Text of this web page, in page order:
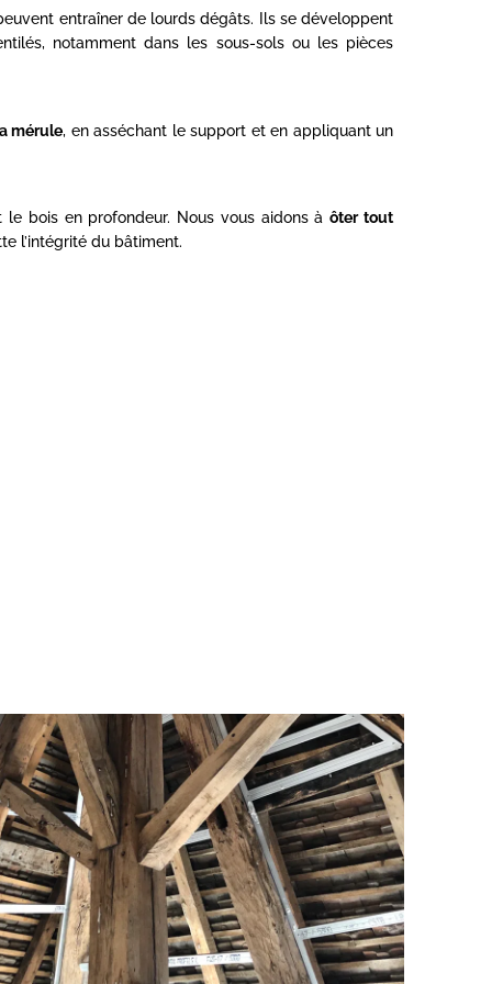
entraîner de lourds dégâts. Ils se développent
notamment dans les sous-sols ou les pièces
mérule, en asséchant le support et en appliquant un
le bois en profondeur. Nous vous aidons àôter tout
l’intégrité du bâtiment.